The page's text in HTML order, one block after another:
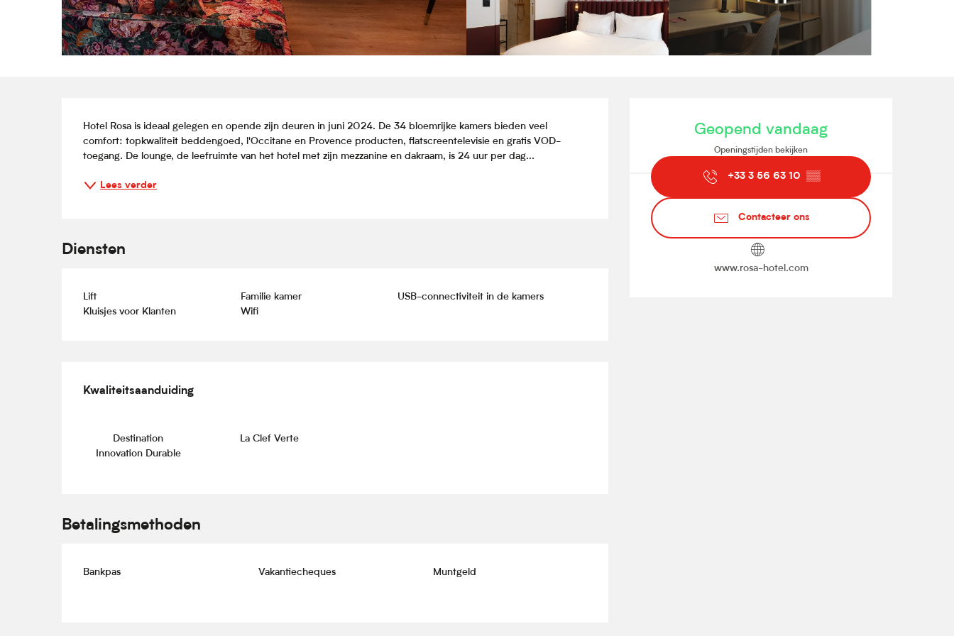
Geopend vandaag
Openingstijden bekijken
+33 3 56 63 10 ▒▒
Contacteer ons
www.rosa-hotel.com
Beschrijving
Hotel Rosa is ideaal gelegen en opende zijn deuren in juni 2024. De 34 bloemrijke kamers bieden veel
comfort: topkwaliteit beddengoed, l'Occitane en Provence producten, flatscreentelevisie en gratis VOD-
toegang. De lounge, de leefruimte van het hotel met zijn mezzanine en dakraam, is 24 uur per dag...
Lees verder
Diensten
Lift Familie kamer
USB-connectiviteit in de kamers
Kluisjes voor Klanten
Wifi
Dienstverlening
Kwaliteitsaanduiding
Kwaliteitsaanduiding
Destination
Innovation Durable
La Clef Verte
Betalingsmethoden
Bankpas Vakantiecheques Muntgeld